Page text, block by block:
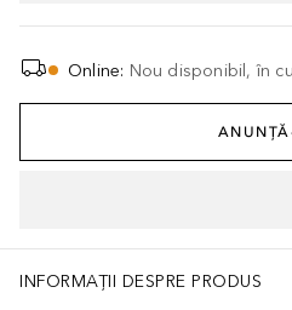
Online: Nou disponibil, în
INFORMAȚII DESPRE PRODUS